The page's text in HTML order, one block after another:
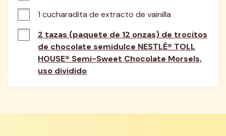
1 cucharadita de extracto de vainilla
2 tazas (paquete de 12 onzas) de trocitos
de chocolate semidulce NESTLÉ® TOLL
HOUSE® Semi-Sweet Chocolate Morsels,
uso dividido